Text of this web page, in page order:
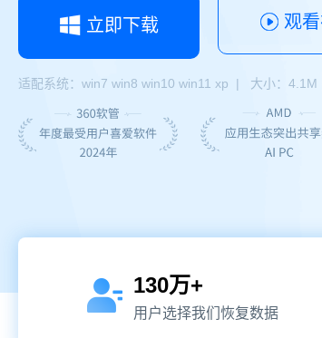
立即下载 观
适配系统：win7 win8 win10 win11 xp | 大小：4.1M
130万+
用户选择我们恢复数据